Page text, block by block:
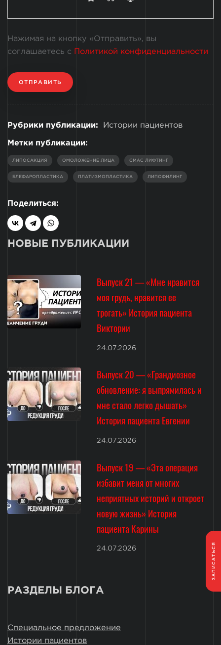
ЗАПИСАТЬСЯ
Нажимая на кнопку «Отправить», вы
соглашаетесь с
Политикой конфиденциальности
ОТПРАВИТЬ
Рубрики публикации: Истории пациентов
Метки публикации:
ЛИПОСАКЦИЯ ОМОЛОЖЕНИЕ ЛИЦА СМАС ЛИФТИНГ
БЛЕФАРОПЛАСТИКА ПЛАТИЗМОПЛАСТИКА ЛИПОФИЛИНГ
Поделиться:
НОВЫЕ ПУБЛИКАЦИИ
Выпуск 21 — «Мне нравится
моя грудь, нравится ее
трогать» История пациента
Виктории
24.07.2026
Выпуск 20 — «Грандиозное
обновление: я выпрямилась и
мне стало легко дышать»
История пациента Евгении
24.07.2026
Выпуск 19 — «Эта операция
избавит меня от многих
неприятных историй и откроет
новую жизнь» История
пациента Карины
24.07.2026
РАЗДЕЛЫ БЛОГА
Специальное предложение
Истории пациентов